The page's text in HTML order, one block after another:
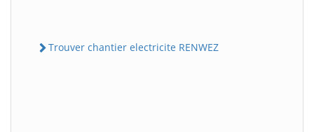
Trouver chantier electricite RENWEZ